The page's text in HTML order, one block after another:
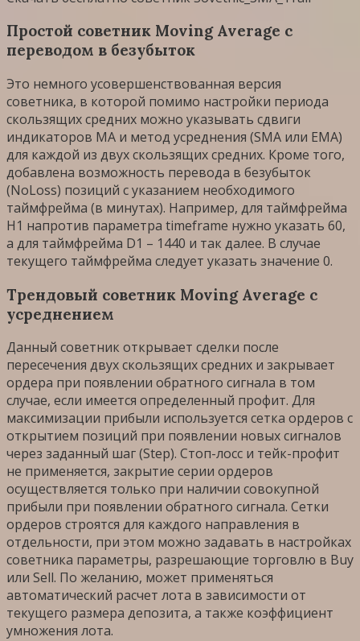
Простой советник Moving Average с
переводом в безубыток
Это немного усовершенствованная версия
советника, в которой помимо настройки периода
скользящих средних можно указывать сдвиги
индикаторов MA и метод усреднения (SMA или EMA)
для каждой из двух скользящих средних. Кроме того,
добавлена возможность перевода в безубыток
(NoLoss) позиций с указанием необходимого
таймфрейма (в минутах). Например, для таймфрейма
H1 напротив параметра timeframe нужно указать 60,
а для таймфрейма D1 – 1440 и так далее. В случае
текущего таймфрейма следует указать значение 0.
Трендовый советник Moving Average с
усреднением
Данный советник открывает сделки после
пересечения двух скользящих средних и закрывает
ордера при появлении обратного сигнала в том
случае, если имеется определенный профит. Для
максимизации прибыли используется сетка ордеров с
открытием позиций при появлении новых сигналов
через заданный шаг (Step). Стоп-лосс и тейк-профит
не применяется, закрытие серии ордеров
осуществляется только при наличии совокупной
прибыли при появлении обратного сигнала. Сетки
ордеров строятся для каждого направления в
отдельности, при этом можно задавать в настройках
советника параметры, разрешающие торговлю в Buy
или Sell. По желанию, может применяться
автоматический расчет лота в зависимости от
текущего размера депозита, а также коэффициент
умножения лота.